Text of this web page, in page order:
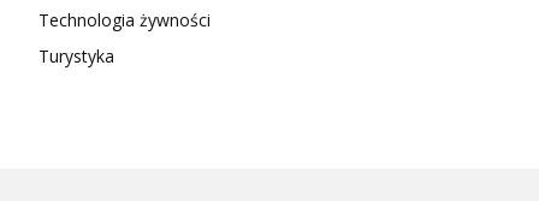
Technologia żywności
Turystyka